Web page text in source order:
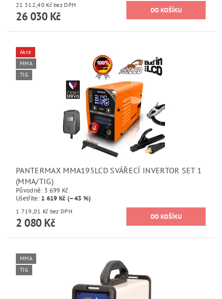
21 512,40 Kč bez DPH
26 030 Kč
Akce
MMA
TIG
PANTERMAX MMA195LCD SVÁŘECÍ INVERTOR SET 1
(MMA/TIG)
Původně: 3 699 Kč
Ušetříte: 1 619 Kč (–43 %)
1 719,01 Kč bez DPH
2 080 Kč
MMA
TIG